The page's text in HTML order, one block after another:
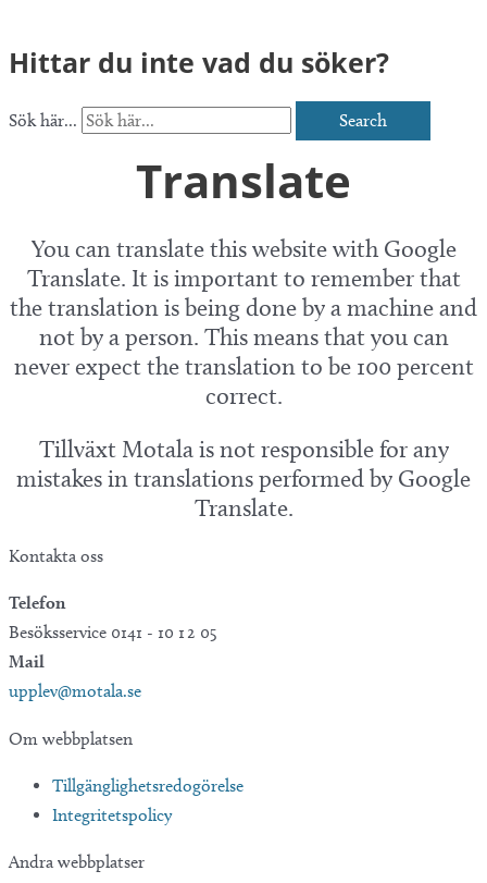
Hittar du inte vad du söker?
Sök här... Search
Translate
You can translate this website with Google
Translate. It is important to remember that
the translation is being done by a machine and
not by a person. This means that you can
never expect the translation to be 100 percent
correct.
Tillväxt Motala is not responsible for any
mistakes in translations performed by Google
Translate.
Kontakta oss
Telefon
Besöksservice 0141 - 10 1 2 05
Mail
upplev@motala.se
Om webbplatsen
Tillgänglighetsredogörelse
Integritetspolicy
Andra webbplatser